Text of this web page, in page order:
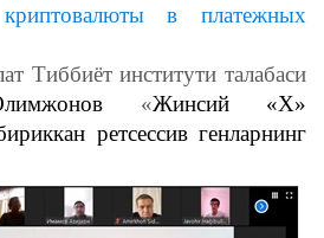
криптовалюты в платежных
Тиббиёт институти талабаси
«Жинсий «Х»
ретсессив генларнинг